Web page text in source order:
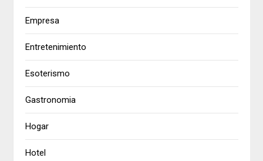
Empresa
Entretenimiento
Esoterismo
Gastronomia
Hogar
Hotel